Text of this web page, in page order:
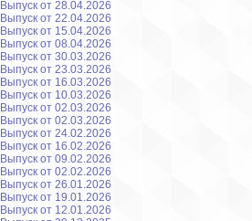
Выпуск от 28.04.2026
Выпуск от 22.04.2026
Выпуск от 15.04.2026
Выпуск от 08.04.2026
Выпуск от 30.03.2026
Выпуск от 23.03.2026
Выпуск от 16.03.2026
Выпуск от 10.03.2026
Выпуск от 02.03.2026
Выпуск от 02.03.2026
Выпуск от 24.02.2026
Выпуск от 16.02.2026
Выпуск от 09.02.2026
Выпуск от 02.02.2026
Выпуск от 26.01.2026
Выпуск от 19.01.2026
Выпуск от 12.01.2026